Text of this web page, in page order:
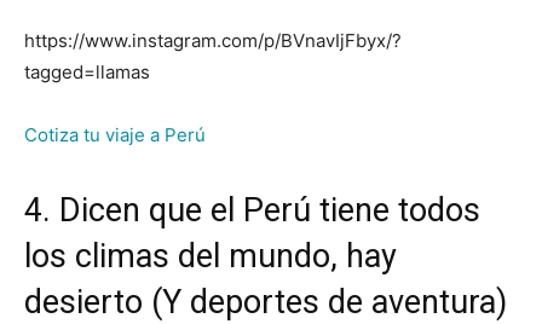
https://www.instagram.com/p/BVnavIjFbyx/?
tagged=llamas
Cotiza tu viaje a Perú
4. Dicen que el Perú tiene todos
los climas del mundo, hay
desierto (Y deportes de aventura)